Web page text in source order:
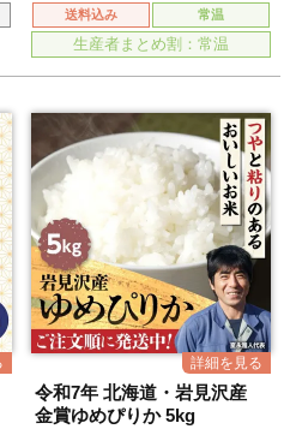
送料込み 常温
生産者まとめ割：常温
令和7年 北海道・岩見沢産
金賞ゆめぴりか 5kg